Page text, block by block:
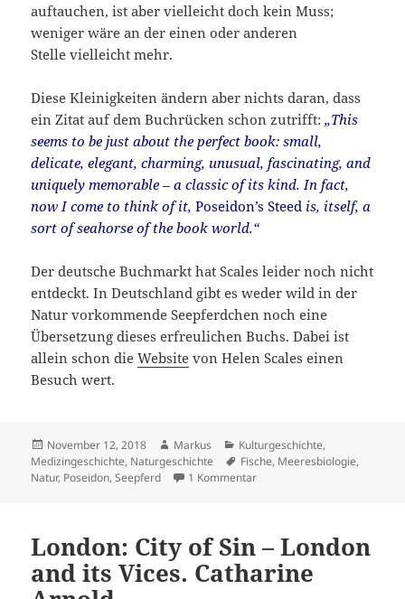
auftauchen, ist aber vielleicht doch kein Muss;
weniger wäre an der einen oder anderen
Stelle vielleicht mehr.
Diese Kleinigkeiten ändern aber nichts daran, dass
ein Zitat auf dem Buchrücken schon zutrifft:„This
seems to be just about the perfect book: small,
delicate, elegant, charming, unusual, fascinating, and
uniquely memorable – a classic of its kind. In fact,
now I come to think of it,Poseidon’s Steed is, itself, a
sort of seahorse of the book world.“
Der deutsche Buchmarkt hat Scales leider noch nicht
entdeckt. In Deutschland gibt es weder wild in der
Natur vorkommende Seepferdchen noch eine
Übersetzung dieses erfreulichen Buchs. Dabei ist
allein schon dieWebsite von Helen Scales einen
Besuch wert.
Veröffentlicht
am
November 12, 2018 Autor
Markus Kategorien
Kulturgeschichte,
Medizingeschichte, Naturgeschichte Schlagwörter
Fische, Meeresbiologie,
Natur, Poseidon,Seepferd 1 Kommentarzu Poseidon’s steed: the
London: City of Sin – London
and its Vices. Catharine